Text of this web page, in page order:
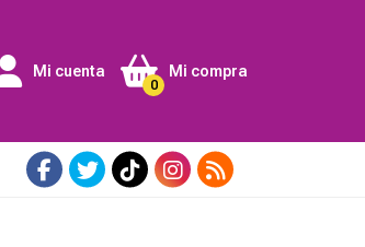
Mi cuenta Mi compra
0